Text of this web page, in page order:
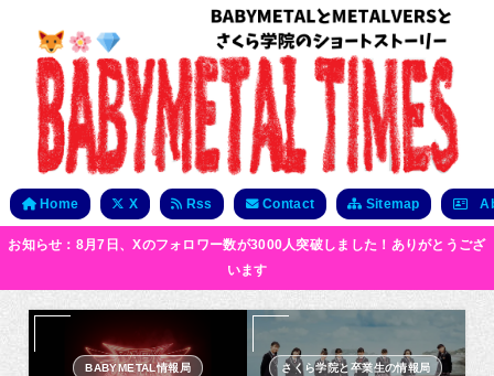
Home X Rss Contact Sitemap
お知らせ：8月7日、Xのフォロワー数が3000人突破しました！ありがとうござ
います
BABYMETAL情報局 さくら学院と卒業生の情報局